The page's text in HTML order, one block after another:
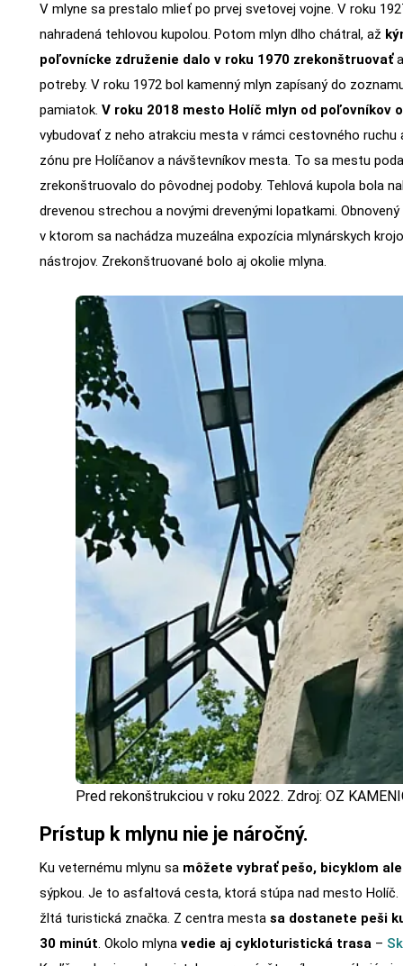
V mlyne sa prestalo mlieť po prvej svetovej vojne. V roku
nahradená tehlovou kupolou. Potom mlyn dlho chátral, až
poľovnícke združenie dalo v roku 1970 zrekonštruovaťa
potreby. V roku 1972 bol kamenný mlyn zapísaný do
pamiatok. V roku 2018 mesto Holíč mlyn od poľovníkov
vybudovať z neho atrakciu mesta v rámci cestovného ruchu
zónu pre Holíčanov a návštevníkov mesta. To sa mestu
zrekonštruovalo do pôvodnej podoby. Tehlová kupola bola
drevenou strechou a novými drevenými lopatkami.
v ktorom sa nachádza muzeálna expozícia mlynárskych
nástrojov. Zrekonštruované bolo aj okolie mlyna.
Pred rekonštrukciou v roku 2022. Zdroj: OZ
Prístup k mlynu nie je náročný.
Ku veternému mlynu sa môžete vybrať pešo, bicyklom
sýpkou. Je to asfaltová cesta, ktorá stúpa nad mesto Holíč.
žltá turistická značka. Z centra mesta sa dostanete peši
30 minút. Okolo mlyna vedie aj cykloturistická trasa–